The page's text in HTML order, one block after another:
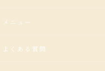
メニュー
よくある質問